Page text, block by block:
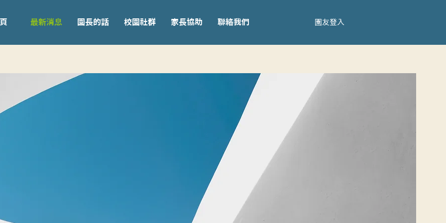
最新消息 園長的話 校園社群 家長協助 聯絡我們 園友登入